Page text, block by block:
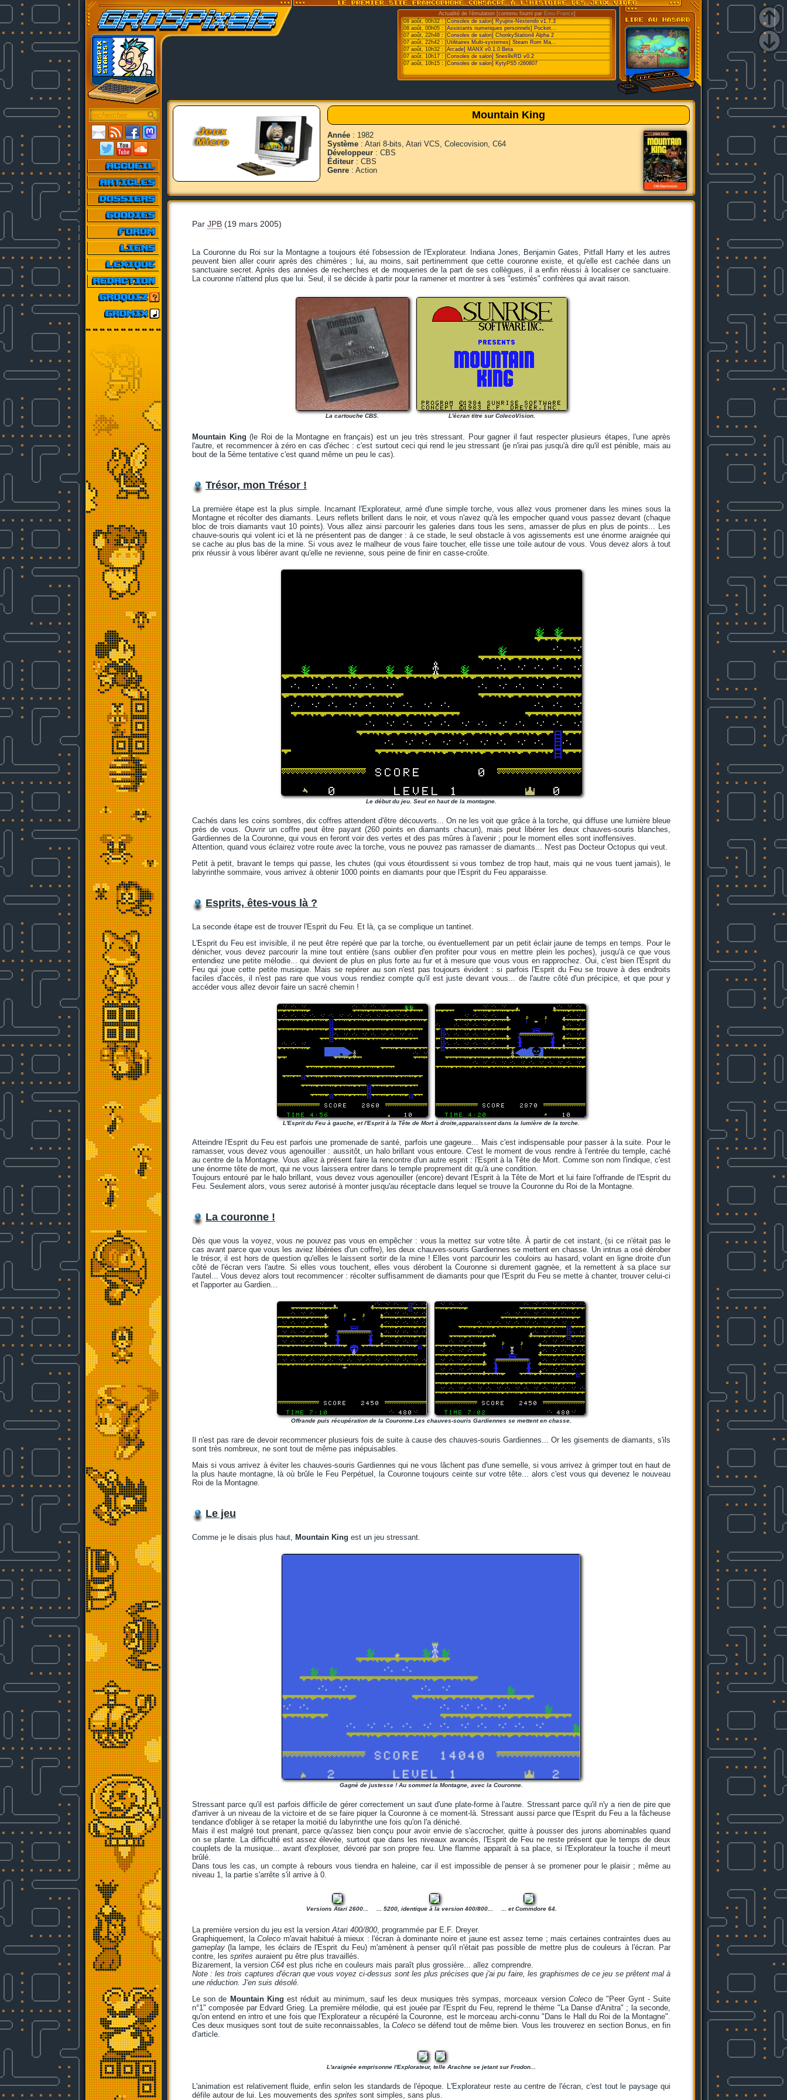
Actualité de l'émulation [contenu fourni par Emu-France]
08 août, 00h32 :[Consoles de salon] Ryujinx-Nextendo v1.7.3
08 août, 00h05 : [Assistants numeriques personnels] Pocket...
07 août, 22h48 : [Consoles de salon] ChonkyStation4 Alpha 2
07 août, 22h42 : [Utilitaires Multi-systemes] Steam Rom Ma...
07 août, 10h32 : [Arcade] MANX v0.1.0 Beta
07 août, 10h17 : [Consoles de salon] Snes9xRD v0.2
07 août, 10h15 : [Consoles de salon] KytyPS5 r260807
Mountain King
Année : 1982
Système : Atari 8-bits, Atari VCS, Colecovision, C64
Développeur : CBS
Éditeur : CBS
Genre : Action
Par JPB (19 mars 2005)
La Couronne du Roi sur la Montagne a toujours été l'obsession de l'Explorateur. Indiana Jones, Benjamin Gates, Pitfall Harry et les autres
peuvent bien aller courir après des chimères ; lui, au moins, sait pertinemment que cette couronne existe, et qu'elle est cachée dans un
sanctuaire secret. Après des années de recherches et de moqueries de la part de ses collègues, il a enfin réussi à localiser ce sanctuaire.
La couronne n'attend plus que lui. Seul, il se décide à partir pour la ramener et montrer à ses "estimés" confrères qui avait raison.
La cartouche CBS. L'écran titre sur ColecoVision.
Mountain King (le Roi de la Montagne en français) est un jeu très stressant. Pour gagner il faut respecter plusieurs étapes, l'une après
l'autre, et recommencer à zéro en cas d'échec : c'est surtout ceci qui rend le jeu stressant (je n'irai pas jusqu'à dire qu'il est pénible, mais au
bout de la 5ème tentative c'est quand même un peu le cas).
Trésor, mon Trésor !
La première étape est la plus simple. Incarnant l'Explorateur, armé d'une simple torche, vous allez vous promener dans les mines sous la
Montagne et récolter des diamants. Leurs reflets brillent dans le noir, et vous n'avez qu'à les empocher quand vous passez devant (chaque
bloc de trois diamants vaut 10 points). Vous allez ainsi parcourir les galeries dans tous les sens, amasser de plus en plus de points... Les
chauve-souris qui volent ici et là ne présentent pas de danger : à ce stade, le seul obstacle à vos agissements est une énorme araignée qui
se cache au plus bas de la mine. Si vous avez le malheur de vous faire toucher, elle tisse une toile autour de vous. Vous devez alors à tout
prix réussir à vous libérer avant qu'elle ne revienne, sous peine de finir en casse-croûte.
Le début du jeu. Seul en haut de la montagne.
Cachés dans les coins sombres, dix coffres attendent d'être découverts... On ne les voit que grâce à la torche, qui diffuse une lumière bleue
près de vous. Ouvrir un coffre peut être payant (260 points en diamants chacun), mais peut libérer les deux chauves-souris blanches,
Gardiennes de la Couronne, qui vous en feront voir des vertes et des pas mûres à l'avenir ; pour le moment elles sont inoffensives.
Attention, quand vous éclairez votre route avec la torche, vous ne pouvez pas ramasser de diamants... N'est pas Docteur Octopus qui veut.
Petit à petit, bravant le temps qui passe, les chutes (qui vous étourdissent si vous tombez de trop haut, mais qui ne vous tuent jamais), le
labyrinthe sommaire, vous arrivez à obtenir 1000 points en diamants pour que l'Esprit du Feu apparaisse.
Esprits, êtes-vous là ?
La seconde étape est de trouver l'Esprit du Feu. Et là, ça se complique un tantinet.
L'Esprit du Feu est invisible, il ne peut être repéré que par la torche, ou éventuellement par un petit éclair jaune de temps en temps. Pour le
dénicher, vous devez parcourir la mine tout entière (sans oublier d'en profiter pour vous en mettre plein les poches), jusqu'à ce que vous
entendiez une petite mélodie... qui devient de plus en plus forte au fur et à mesure que vous vous en rapprochez. Oui, c'est bien l'Esprit du
Feu qui joue cette petite musique. Mais se repérer au son n'est pas toujours évident : si parfois l'Esprit du Feu se trouve à des endroits
faciles d'accès, il n'est pas rare que vous vous rendiez compte qu'il est juste devant vous... de l'autre côté d'un précipice, et que pour y
accéder vous allez devoir faire un sacré chemin !
L'Esprit du Feu à gauche, et l'Esprit à la Tête de Mort à droite,apparaissent dans la lumière de la torche.
Atteindre l'Esprit du Feu est parfois une promenade de santé, parfois une gageure... Mais c'est indispensable pour passer à la suite. Pour le
ramasser, vous devez vous agenouiller : aussitôt, un halo brillant vous entoure. C'est le moment de vous rendre à l'entrée du temple, caché
au centre de la Montagne. Vous allez à présent faire la rencontre d'un autre esprit : l'Esprit à la Tête de Mort. Comme son nom l'indique, c'est
une énorme tête de mort, qui ne vous laissera entrer dans le temple proprement dit qu'à une condition.
Toujours entouré par le halo brillant, vous devez vous agenouiller (encore) devant l'Esprit à la Tête de Mort et lui faire l'offrande de l'Esprit du
Feu. Seulement alors, vous serez autorisé à monter jusqu'au réceptacle dans lequel se trouve la Couronne du Roi de la Montagne.
La couronne !
Dès que vous la voyez, vous ne pouvez pas vous en empêcher : vous la mettez sur votre tête. À partir de cet instant, (si ce n'était pas le
cas avant parce que vous les aviez libérées d'un coffre), les deux chauves-souris Gardiennes se mettent en chasse. Un intrus a osé dérober
le trésor, il est hors de question qu'elles le laissent sortir de la mine ! Elles vont parcourir les couloirs au hasard, volant en ligne droite d'un
côté de l'écran vers l'autre. Si elles vous touchent, elles vous dérobent la Couronne si durement gagnée, et la remettent à sa place sur
l'autel... Vous devez alors tout recommencer : récolter suffisamment de diamants pour que l'Esprit du Feu se mette à chanter, trouver celui-ci
et l'apporter au Gardien...
Offrande puis récupération de la Couronne.Les chauves-souris Gardiennes se mettent en chasse.
Il n'est pas rare de devoir recommencer plusieurs fois de suite à cause des chauves-souris Gardiennes... Or les gisements de diamants, s'ils
sont très nombreux, ne sont tout de même pas inépuisables.
Mais si vous arrivez à éviter les chauves-souris Gardiennes qui ne vous lâchent pas d'une semelle, si vous arrivez à grimper tout en haut de
la plus haute montagne, là où brûle le Feu Perpétuel, la Couronne toujours ceinte sur votre tête... alors c'est vous qui devenez le nouveau
Roi de la Montagne.
Le jeu
Comme je le disais plus haut, Mountain King est un jeu stressant.
Gagné de justesse ! Au sommet la Montagne, avec la Couronne.
Stressant parce qu'il est parfois difficile de gérer correctement un saut d'une plate-forme à l'autre. Stressant parce qu'il n'y a rien de pire que
d'arriver à un niveau de la victoire et de se faire piquer la Couronne à ce moment-là. Stressant aussi parce que l'Esprit du Feu a la fâcheuse
tendance d'obliger à se retaper la moitié du labyrinthe une fois qu'on l'a déniché.
Mais il est malgré tout prenant, parce qu'assez bien conçu pour avoir envie de s'accrocher, quitte à pousser des jurons abominables quand
on se plante. La difficulté est assez élevée, surtout que dans les niveaux avancés, l'Esprit de Feu ne reste présent que le temps de deux
couplets de la musique... avant d'exploser, dévoré par son propre feu. Une flamme apparaît à sa place, si l'Explorateur la touche il meurt
brûlé.
Dans tous les cas, un compte à rebours vous tiendra en haleine, car il est impossible de penser à se promener pour le plaisir ; même au
niveau 1, la partie s'arrête s'il arrive à 0.
Versions Atari 2600... ... 5200, identique à la version 400/800... ... et Commdore 64.
La première version du jeu est la versionAtari 400/800, programmée par E.F. Dreyer.
Graphiquement, la Coleco m'avait habitué à mieux : l'écran à dominante noire et jaune est assez terne ; mais certaines contraintes dues au
gameplay (la lampe, les éclairs de l'Esprit du Feu) m'amènent à penser qu'il n'était pas possible de mettre plus de couleurs à l'écran. Par
contre, les sprites auraient pu être plus travaillés.
Bizarement, la version C64 est plus riche en couleurs mais paraît plus grossière... allez comprendre.
Note : les trois captures d'écran que vous voyez ci-dessus sont les plus précises que j'ai pu faire, les graphismes de ce jeu se prêtent mal à
une réduction. J'en suis désolé.
Le son de Mountain King est réduit au minimum, sauf les deux musiques très sympas, morceaux version Colecode "Peer Gynt - Suite
n°1" composée par Edvard Grieg. La première mélodie, qui est jouée par l'Esprit du Feu, reprend le thème "La Danse d'Anitra" ; la seconde,
qu'on entend en intro et une fois que l'Explorateur a récupéré la Couronne, est le morceau archi-connu "Dans le Hall du Roi de la Montagne".
Ces deux musiques sont tout de suite reconnaissables, laColeco se défend tout de même bien. Vous les trouverez en section Bonus, en fin
d'article.
L'araignée emprisonne l'Explorateur, telle Arachne se jetant sur Frodon...
L'animation est relativement fluide, enfin selon les standards de l'époque. L'Explorateur reste au centre de l'écran, c'est tout le paysage qui
défile autour de lui. Les mouvements des sprites sont simples, sans plus.